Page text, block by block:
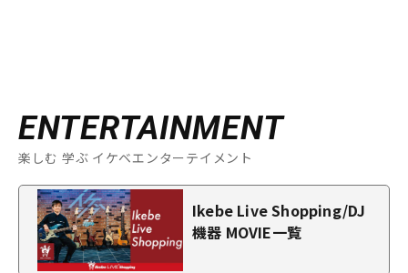
ENTERTAINMENT
楽しむ 学ぶ イケベエンターテイメント
Ikebe Live Shopping/DJ
機器 MOVIE一覧